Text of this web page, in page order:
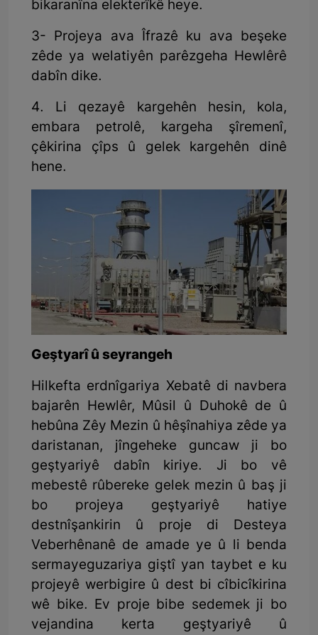
bikaranîna elekterîkê heye.
3- Projeya ava Îfrazê ku ava beşeke
zêde ya welatiyên parêzgeha Hewlêrê
dabîn dike.
4. Li qezayê kargehên hesin, kola,
embara petrolê, kargeha şîremenî,
çêkirina çîps û gelek kargehên dinê
hene.
Geştyarî û seyrangeh
Hilkefta erdnîgariya Xebatê di navbera
bajarên Hewlêr, Mûsil û Duhokê de û
hebûna Zêy Mezin û hêşînahiya zêde ya
daristanan, jîngeheke guncaw ji bo
geştyariyê dabîn kiriye. Ji bo vê
mebestê rûbereke gelek mezin û baş ji
bo projeya geştyariyê hatiye
destnîşankirin û proje di Desteya
Veberhênanê de amade ye û li benda
sermayeguzariya giştî yan taybet e ku
projeyê werbigire û dest bi cîbicîkirina
wê bike. Ev proje bibe sedemek ji bo
vejandina kerta geştyariyê û